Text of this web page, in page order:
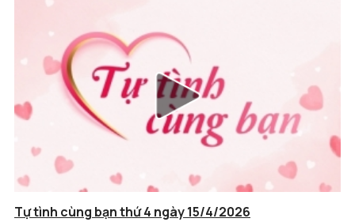
Tự tình cùng bạn thứ 4 ngày 15/4/2026